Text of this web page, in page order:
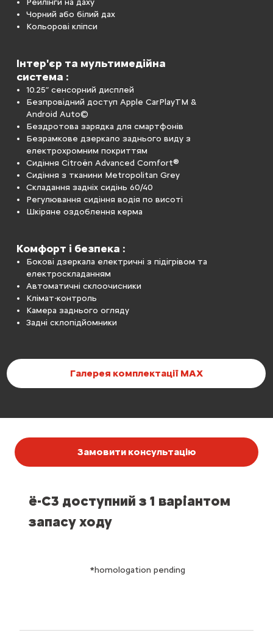
Чорний або білий дах
Кольорові кліпси
Інтер'єр та мультимедійна
система :
10.25” сенсорний дисплей
Безпровідний доступ Apple CarPlayTM &
Android Auto©
Бездротова зарядка для смартфонів
Безрамкове дзеркало заднього виду з
електрохромним покриттям
Сидіння Citroën Advanced Comfort®
Сидіння з тканини Metropolitan Grey
Складання задніх сидінь 60/40
Регулювання сидіння водія по висоті
Шкіряне оздоблення керма
Комфорт і безпека :
Бокові дзеркала електричні з підігрівом та
електроскладанням
Автоматичні склоочисники
Клімат-контроль
Камера заднього огляду
Задні склопідйомники
Галерея комплектації МАХ
Замовити консультацію
ë-C3 доступний з 1 варіантом
запасу ходу
*homologation pending